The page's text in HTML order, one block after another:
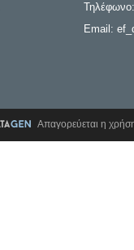
Email:
Απαγορεύεται η